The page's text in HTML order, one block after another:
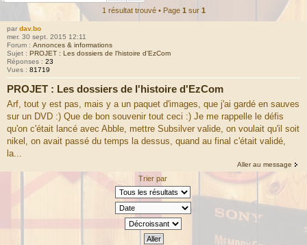
1 résultat trouvé • Page 1 sur 1
par dav.bo
mer. 30 sept. 2015 12:11
Forum : Annonces & informations
Sujet : PROJET : Les dossiers de l'histoire d'EzCom
Réponses : 23
Vues : 81719
PROJET : Les dossiers de l'histoire d'EzCom
Arf, tout y est pas, mais y a un paquet d'images, que j'ai gardé en sauves
sur un DVD :) Que de bon souvenir tout ceci :) Je me rappelle le défis
qu'on c'était lancé avec Abble, mettre Subsilver valide, on voulait qu'il soit
nikel, on avait passé du temps la dessus, quand au final c'était validé,
la...
Aller au message
Trier par